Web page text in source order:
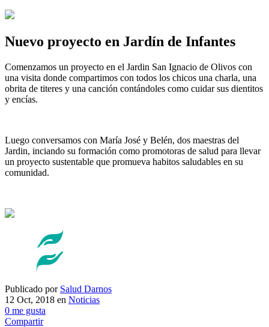
Nuevo proyecto en Jardín de Infantes
Comenzamos un proyecto en el Jardin San Ignacio de Olivos con
una visita donde compartimos con todos los chicos una charla, una
obrita de titeres y una canción contándoles como cuidar sus dientitos
y encías.
Luego conversamos con María José y Belén, dos maestras del
Jardin, inciando su formación como promotoras de salud para llevar
un proyecto sustentable que promueva habitos saludables en su
comunidad.
Publicado por Salud Darnos
12 Oct, 2018 en Noticias
0 me gusta
Compartir